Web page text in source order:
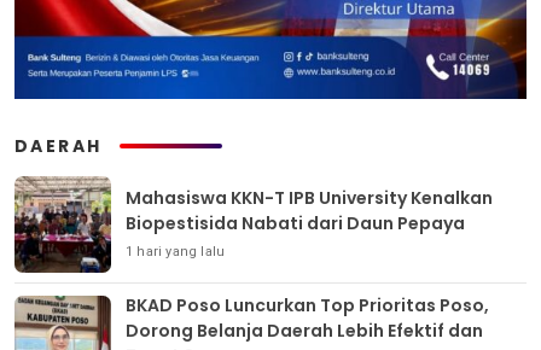
DAERAH
Mahasiswa KKN-T IPB University Kenalkan
Biopestisida Nabati dari Daun Pepaya
1 hari yang lalu
BKAD Poso Luncurkan Top Prioritas Poso,
Dorong Belanja Daerah Lebih Efektif dan